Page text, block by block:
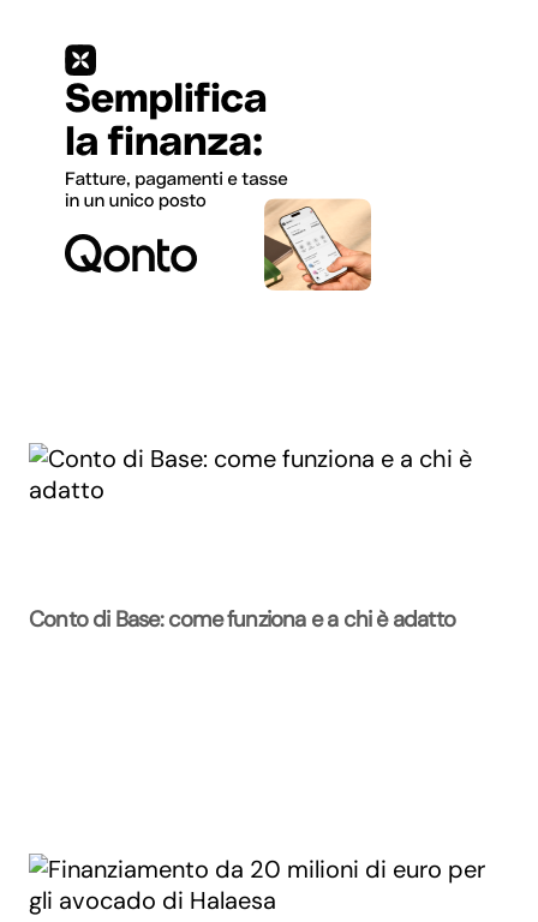
Conto di Base: come funziona e a chi è adatto